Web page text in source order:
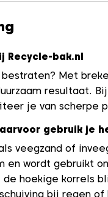
Recycle-bak.nl
Met
resultaat. Bij
je van scherpe
gebruik je
veegzand of
en wordt gebruikt
de hoekige korrels
bij regen of